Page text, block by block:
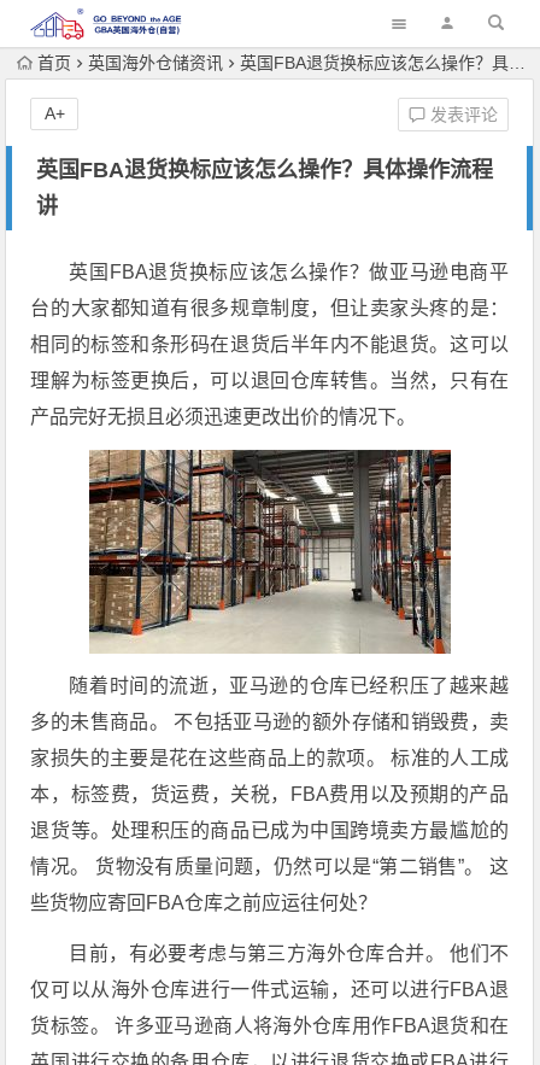
首页 英国海外仓储资讯 英国FBA退货换标应该怎么操作？具体操作流程讲
英国FBA退货换标应该怎么操作？具体操作流程
讲
发表评论
A+
英国FBA退货换标应该怎么操作？做亚马逊电商平
台的大家都知道有很多规章制度，但让卖家头疼的是：
相同的标签和条形码在退货后半年内不能退货。这可以
理解为标签更换后，可以退回仓库转售。当然，只有在
产品完好无损且必须迅速更改出价的情况下。
随着时间的流逝，亚马逊的仓库已经积压了越来越
多的未售商品。 不包括亚马逊的额外存储和销毁费，卖
家损失的主要是花在这些商品上的款项。 标准的人工成
本，标签费，货运费，关税，FBA费用以及预期的产品
退货等。处理积压的商品已成为中国跨境卖方最尴尬的
情况。 货物没有质量问题，仍然可以是“第二销售”。 这
些货物应寄回FBA仓库之前应运往何处？
目前，有必要考虑与第三方海外仓库合并。 他们不
仅可以从海外仓库进行一件式运输，还可以进行FBA退
货标签。 许多亚马逊商人将海外仓库用作FBA退货和在